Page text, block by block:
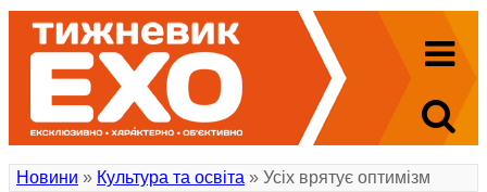
Новини » Культура та освіта » Усіх врятує оптимізм